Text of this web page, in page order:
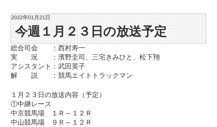
2022年01月21日
今週１月２３日の放送予定
総合司会 ：西村寿一
実 況 ：濱野圭司、三宅きみひと、松下翔
アシスタント：武田英子
解 説 ：競馬エイトトラックマン
１月２３日の放送内容（予定）
①中継レース
中京競馬場 １Ｒ～１２Ｒ
中山競馬場 ９Ｒ～１２Ｒ